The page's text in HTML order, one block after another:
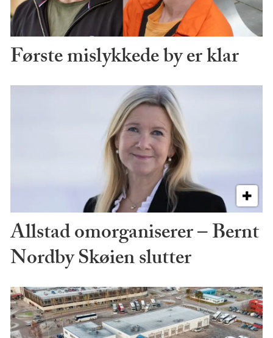
Første mislykkede by er klar
Allstad omorganiserer – Bernt
Nordby Skøien slutter